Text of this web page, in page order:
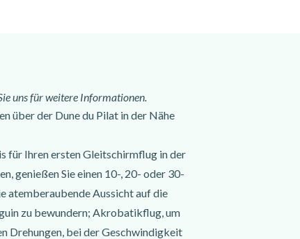
uns für weitere Informationen.
über der Dune du Pilat in der Nähe
für Ihren ersten Gleitschirmflug in der
genießen Sie einen 10-, 20- oder 30-
atemberaubende Aussicht auf die
zu bewundern; Akrobatikflug, um
Drehungen, bei der Geschwindigkeit